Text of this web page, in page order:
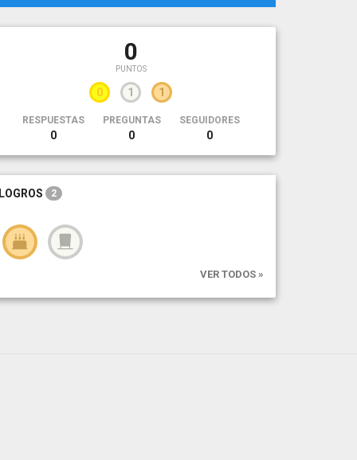
0
PUNTOS
0 1 1
RESPUESTAS
0
PREGUNTAS
0
SEGUIDORES
0
LOGROS 2
VER TODOS »